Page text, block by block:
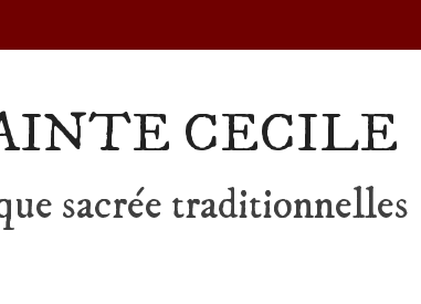
CECILE
sacrée traditionnelles